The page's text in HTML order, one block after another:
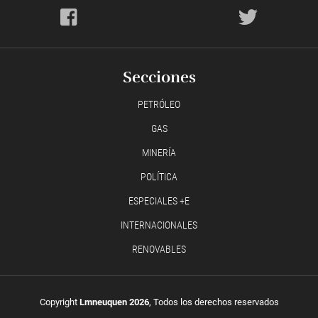
Secciones
PETRÓLEO
GAS
MINERÍA
POLÍTICA
ESPECIALES +E
INTERNACIONALES
RENOVABLES
Copyright Lmneuquen 2026, Todos los derechos reservados